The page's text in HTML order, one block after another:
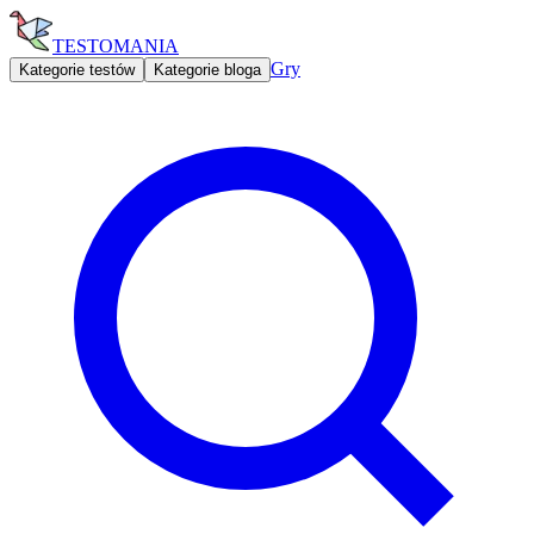
TESTOMANIA
Kategorie testów Kategorie bloga Gry